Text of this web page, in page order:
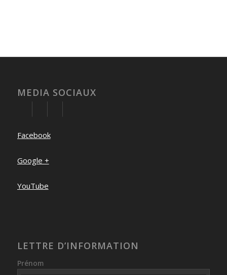
MEDIA SOCIAUX
Facebook
Google +
YouTube
LETTRE D’INFORMATION
Prénom